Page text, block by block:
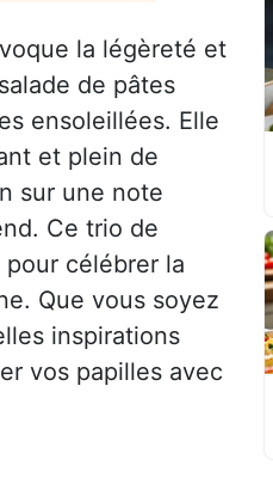
la légèreté et
de pâtes
ensoleillées. Elle
et plein de
sur une note
Ce trio de
célébrer la
Que vous soyez
inspirations
vos papilles avec